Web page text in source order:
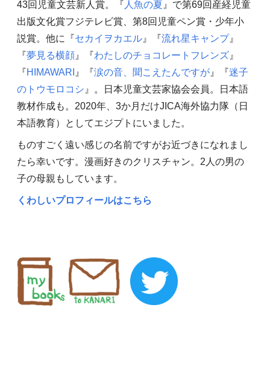
43回児童文芸新人賞。『 人魚の夏 』で第69回産経児童
出版文化賞フジテレビ賞、第8回児童ペン賞・少年小
説賞。他に『セカイヲカエル』『流れ星キャンプ』
『夢見る横顔』『わたしのチョコレートフレンズ』
『HIMAWARI 』『涙の音、聞こえたんですが』『迷子
のトウモロコシ 』。日本児童文芸家協会会員。日本語
教材作成も。2020年、3か月だけJICA海外協力隊（日
本語教育）としてエジプトにいました。
ものすごく遠い感じの名前ですがお近づきになれまし
たら幸いです。漫画好きのクリスチャン。2人の男の
子の母親もしています。
くわしいプロフィールはこちら